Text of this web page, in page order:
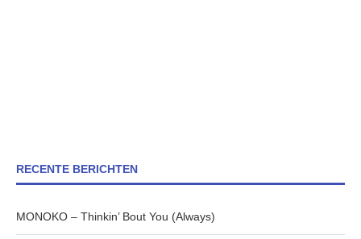
RECENTE BERICHTEN
MONOKO – Thinkin’ Bout You (Always)